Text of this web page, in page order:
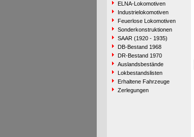
ELNA-Lokomotiven
Industrielokomotiven
Feuerlose Lokomotiven
Sonderkonstruktionen
SAAR (1920 - 1935)
DB-Bestand 1968
DR-Bestand 1970
Auslandsbestände
Lokbestandslisten
Erhaltene Fahrzeuge
Zerlegungen